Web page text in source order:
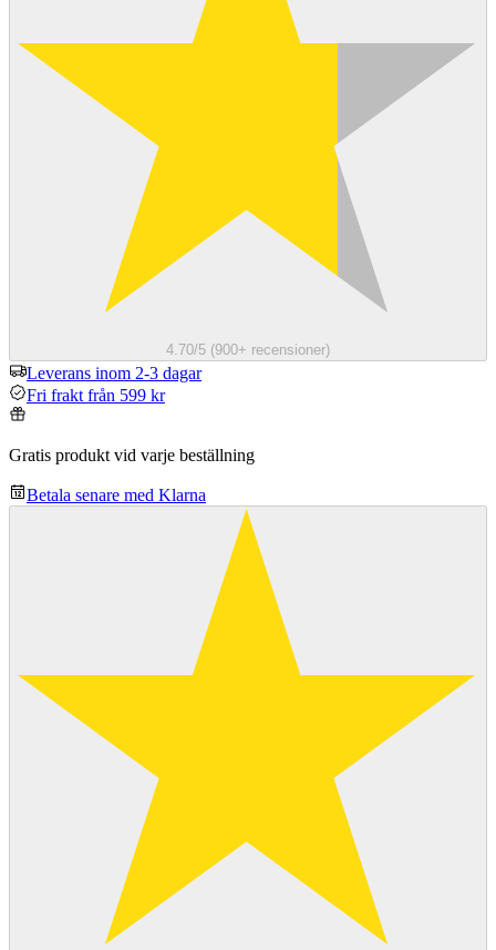
4.70/5 (900+ recensioner)
Leverans inom 2-3 dagar
Fri frakt från 599 kr
Gratis produkt vid varje beställning
Betala senare med Klarna